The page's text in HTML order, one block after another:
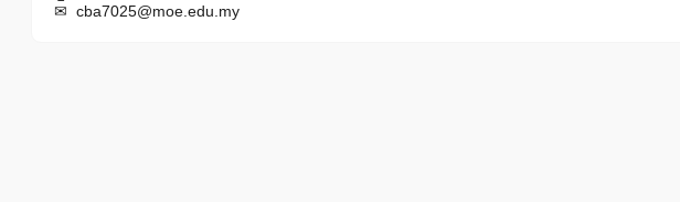
cba7025@moe.edu.my